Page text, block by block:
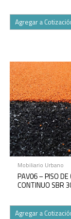
Agregar a
Mobiliario Urbano
PAV06 – PISO DE
CONTINUO SBR
Agregar a